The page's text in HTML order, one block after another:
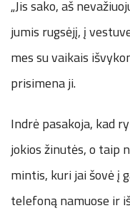
„Jis sako, aš
jumis rugsėjį, į
mes su vaikais
prisimena ji.
Indrė pasakoja, kad
jokios žinutės, o taip
mintis, kuri jai šovė į
telefoną namuose ir